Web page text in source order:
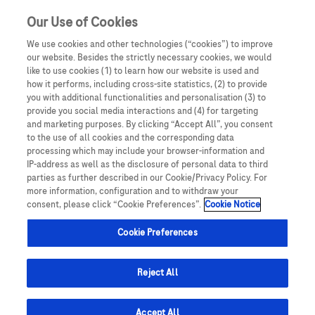
Oświadczam, że jestem lekarzem medycyny, farmaceutą
lub osobą prowadzącą obrót produktami leczniczymi.
Podmiotem odpowiedzialnym za treści zamieszczone na
portalu internetowym dlalekarzy.roche.pl jest spółka
Roche Polska Sp. z o.o. z siedzibą w Warszawie, ul.
Domaniewska 28, 02-672, KRS: 0000118292. UWAGA!
Portal ten zawiera treści będące reklamą produktów
leczniczych wydawanych jedynie na podstawie recepty w
rozumieniu ustawy z dnia 6 września 2001 roku Prawo
farmaceutyczne (t. jedn.: Dz.U. 2008, Nr 45, poz 271 z późn.
zm.) („Prawo farmaceutyczne”). Zasoby portalu
internetowego dlalekarzy.roche.pl są dostępne jedynie
dla osób uprawnionych do wystawiania recept lub osób
AcadEmi: Hemlibra -
game changer w
leczeniu hemofilii A
Emicizumab w leczeniu dorosłych chorych
z hemofilią A w Polsce
Our Use of Cookies
We use cookies and other technologies (“cookies”) to improve
our website. Besides the strictly necessary cookies, we would
like to use cookies (1) to learn how our website is used and
how it performs, including cross-site statistics, (2) to provide
you with additional functionalities and personalisation (3) to
provide you social media interactions and (4) for targeting
and marketing purposes. By clicking “Accept All”, you consent
to the use of all cookies and the corresponding data
processing which may include your browser-information and
IP-address as well as the disclosure of personal data to third
parties as further described in our Cookie/Privacy Policy. For
more information, configuration and to withdraw your
consent, please click “Cookie Preferences”. Cookie Notice
Cookie Preferences
Reject All